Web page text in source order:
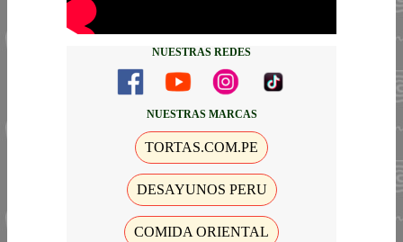
NUESTRAS REDES
NUESTRAS MARCAS
TORTAS.COM.PE
DESAYUNOS PERU
COMIDA ORIENTAL